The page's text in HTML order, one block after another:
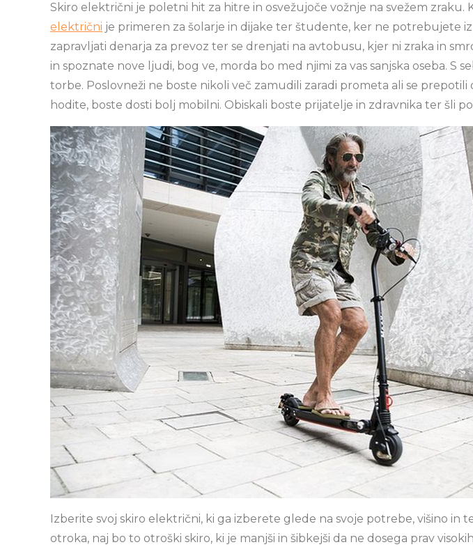
Skiro električni je poletni hit za hitre in osvežujoče vožnje na svežem zraku.
električni je primeren za šolarje in dijake ter študente, ker ne potrebujete
zapravljati denarja za prevoz ter se drenjati na avtobusu, kjer ni zraka in
in spoznate nove ljudi, bog ve, morda bo med njimi za vas sanjska oseba. S
torbe. Poslovneži ne boste nikoli več zamudili zaradi prometa ali se prepotili
hodite, boste dosti bolj mobilni. Obiskali boste prijatelje in zdravnika ter šli
Izberite svoj skiro električni, ki ga izberete glede na svoje potrebe, višino in
otroka, naj bo to otroški skiro, ki je manjši in šibkejši da ne dosega prav